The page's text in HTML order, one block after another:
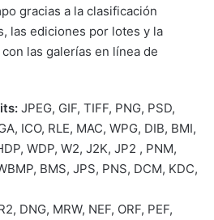
gracias a la clasificación
las ediciones por lotes y la
las galerías en línea de
JPEG, GIF, TIFF, PNG, PSD,
ICO, RLE, MAC, WPG, DIB, BMI,
WDP, W2, J2K, JP2 , PNM,
BMS, JPS, PNS, DCM, KDC,
DNG, MRW, NEF, ORF, PEF,